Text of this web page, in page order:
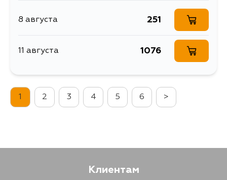
8 августа 251
11 августа 1076
1 2 3 4 5 6 >
Клиентам